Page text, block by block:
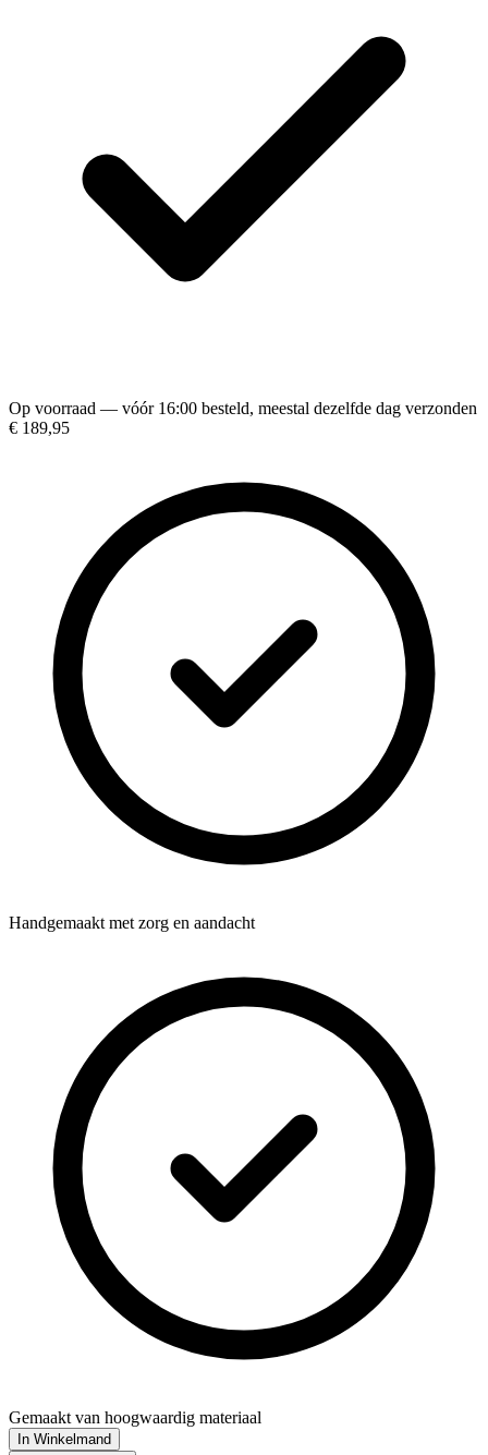
Op voorraad — vóór 16:00 besteld, meestal dezelfde dag verzonden
€ 189,95
Handgemaakt met zorg en aandacht
Gemaakt van hoogwaardig materiaal
In Winkelmand